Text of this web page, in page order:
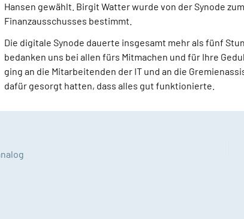
Hansen gewählt. Birgit Watter wurde von der Synode
Finanzausschusses bestimmt.
Die digitale Synode dauerte insgesamt mehr als fünf
bedanken uns bei allen fürs Mitmachen und für Ihre
ging an die Mitarbeitenden der IT und an die
dafür gesorgt hatten, dass alles gut funktionierte.